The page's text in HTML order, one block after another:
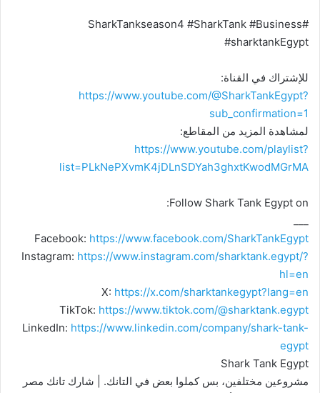
#SharkTankseason4 #SharkTank #Business
#sharktankEgypt
للإشتراك في القناة:
https://www.youtube.com/@SharkTankEgypt?
sub_confirmation=1
لمشاهدة المزيد من المقاطع:
https://www.youtube.com/playlist?
list=PLkNePXvmK4jDLnSDYah3ghxtKwodMGrMA
Follow Shark Tank Egypt on:
Facebook: https://www.facebook.com/SharkTankEgypt
Instagram: https://www.instagram.com/sharktank.egypt/?
hl=en
X: https://x.com/sharktankegypt?lang=en
TikTok: https://www.tiktok.com/@sharktank.egypt
LinkedIn: https://www.linkedin.com/company/shark-tank-
egypt
Shark Tank Egypt
مشروعين مختلفين، بس كملوا بعض في التانك. | شارك تانك مصر